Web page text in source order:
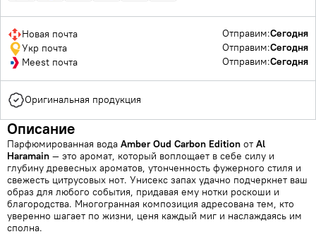
Новая почта Отправим:Сегодня
Укр почта
Отправим:Сегодня
Meest почта
Отправим:Сегодня
Оригинальная продукция
Описание
Парфюмированная вода Amber Oud Carbon Edition от Al
Haramain — это аромат, который воплощает в себе силу и
глубину древесных ароматов, утонченность фужерного стиля и
свежесть цитрусовых нот. Унисекс запах удачно подчеркнет ваш
образ для любого события, придавая ему нотки роскоши и
благородства. Многогранная композиция адресована тем, кто
уверенно шагает по жизни, ценя каждый миг и наслаждаясь им
сполна.